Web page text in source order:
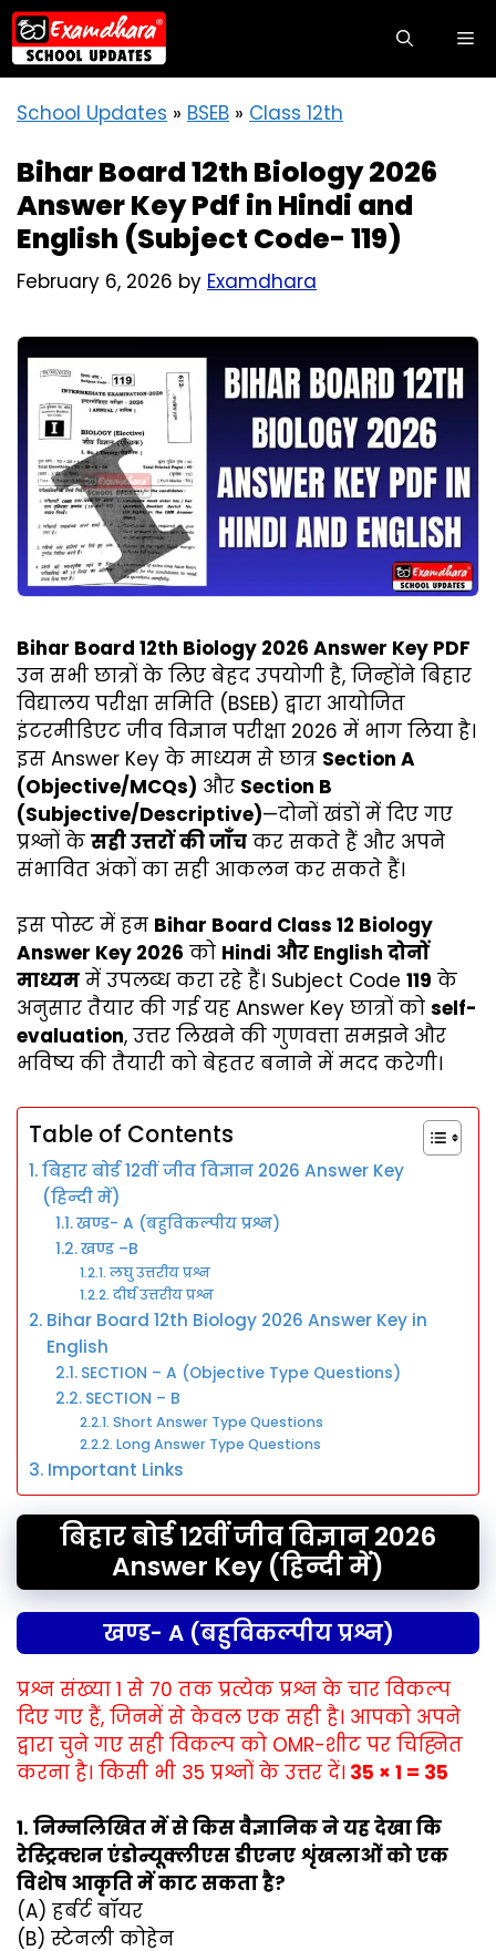
Skip
to
content
School Updates » BSEB » Class 12th
Bihar Board 12th Biology 2026
Answer Key Pdf in Hindi and
English (Subject Code- 119)
February 6, 2026 by Examdhara
Bihar Board 12th Biology 2026 Answer Key PDF
उन सभी छात्रों के लिए बेहद उपयोगी है, जिन्होंने बिहार
विद्यालय परीक्षा समिति (BSEB) द्वारा आयोजित
इंटरमीडिएट जीव विज्ञान परीक्षा 2026 में भाग लिया है।
इस Answer Key के माध्यम से छात्र Section A
(Objective/MCQs) और Section B
(Subjective/Descriptive)—दोनों खंडों में दिए गए
प्रश्नों के सही उत्तरों की जाँच कर सकते हैं और अपने
संभावित अंकों का सही आकलन कर सकते हैं।
इस पोस्ट में हम Bihar Board Class 12 Biology
Answer Key 2026 को Hindi और English दोनों
माध्यम में उपलब्ध करा रहे हैं। Subject Code 119 के
अनुसार तैयार की गई यह Answer Key छात्रों को self-
evaluation, उत्तर लिखने की गुणवत्ता समझने और
भविष्य की तैयारी को बेहतर बनाने में मदद करेगी।
Table of Contents
बिहार बोर्ड 12वीं जीव विज्ञान 2026 Answer Key
(हिन्दी में)
खण्ड- A (बहुविकल्पीय प्रश्न)
खण्ड –B
लघु उत्तरीय प्रश्न
दीर्घ उत्तरीय प्रश्न
Bihar Board 12th Biology 2026 Answer Key in
English
SECTION – A (Objective Type Questions)
SECTION – B
Short Answer Type Questions
Long Answer Type Questions
Important Links
बिहार बोर्ड 12वीं जीव विज्ञान 2026
Answer Key (हिन्दी में)
खण्ड- A (बहुविकल्पीय प्रश्न)
प्रश्न संख्या 1 से 70 तक प्रत्येक प्रश्न के चार विकल्प
दिए गए हैं, जिनमें से केवल एक सही है। आपको अपने
द्वारा चुने गए सही विकल्प को OMR-शीट पर चिह्नित
करना है। किसी भी 35 प्रश्नों के उत्तर दें। 35 × 1 = 35
1. निम्नलिखित में से किस वैज्ञानिक ने यह देखा कि
रेस्ट्रिक्शन एंडोन्यूक्लीएस डीएनए शृंखलाओं को एक
विशेष आकृति में काट सकता है?
(A) हर्बर्ट बॉयर
(B) स्टेनली कोहेन